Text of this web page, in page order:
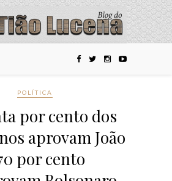
POLÍTICA
por cento dos
aprovam João
por cento